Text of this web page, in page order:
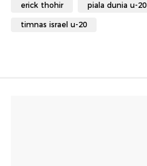
erick thohir piala dunia u-20
timnas israel u-20